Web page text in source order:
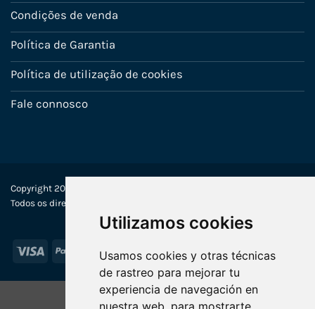
Utilizamos cookies
Usamos cookies y otras técnicas
de rastreo para mejorar tu
experiencia de navegación en
nuestra web, para mostrarte
Condições de venda
Política de Garantia
Política de utilização de cookies
Fale connosco
Copyright 2022-2025 © Ecosistemas Informáticos España SL –
Todos os direitos reservados
Visa PayPal MasterCard